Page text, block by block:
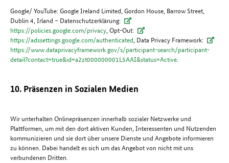
Google/ YouTube: Google Ireland Limited, Gordon House, Barrow Street,
Dublin 4, Irland – Datenschutzerklärung:
https://policies.google.com/privacy, Opt-Out:
https://adssettings.google.com/authenticated, Data Privacy Framework:
https://www.dataprivacyframework.gov/s/participant-search/participant-
detail?contact=true&id=a2zt000000001L5AAI&status=Active.
10. Präsenzen in Sozialen Medien
Wir unterhalten Onlinepräsenzen innerhalb sozialer Netzwerke und
Plattformen, um mit den dort aktiven Kunden, Interessenten und Nutzenden
kommunizieren und sie dort über unsere Dienste und Angebote informieren
zu können. Dabei handelt es sich um das Angebot von nicht mit uns
verbundenen Dritten.